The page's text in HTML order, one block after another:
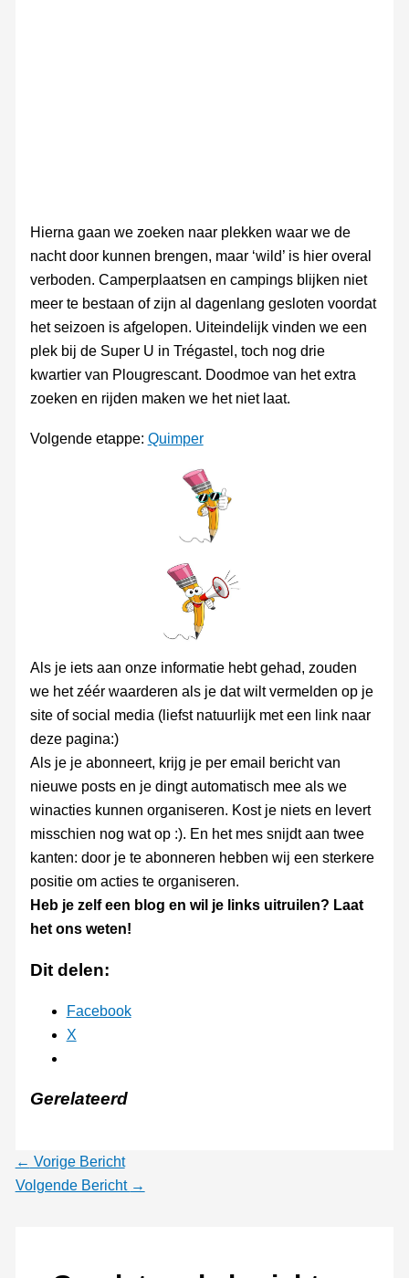
Hierna gaan we zoeken naar plekken waar we de
nacht door kunnen brengen, maar ‘wild’ is hier overal
verboden. Camperplaatsen en campings blijken niet
meer te bestaan of zijn al dagenlang gesloten voordat
het seizoen is afgelopen. Uiteindelijk vinden we een
plek bij de Super U in Trégastel, toch nog drie
kwartier van Plougrescant. Doodmoe van het extra
zoeken en rijden maken we het niet laat.
Volgende etappe: Quimper
Als je iets aan onze informatie hebt gehad, zouden
we het zéér waarderen als je dat wilt vermelden op je
site of social media (liefst natuurlijk met een link naar
deze pagina:)
Als je je abonneert, krijg je per email bericht van
nieuwe posts en je dingt automatisch mee als we
winacties kunnen organiseren. Kost je niets en levert
misschien nog wat op :). En het mes snijdt aan twee
kanten: door je te abonneren hebben wij een sterkere
positie om acties te organiseren.
Heb je zelf een blog en wil je links uitruilen? Laat
het ons weten!
Dit delen:
Facebook
X
Gerelateerd
← Vorige Bericht
Volgende Bericht →